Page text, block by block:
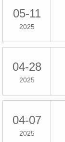
05-11
2025
04-28
2025
04-07
2025